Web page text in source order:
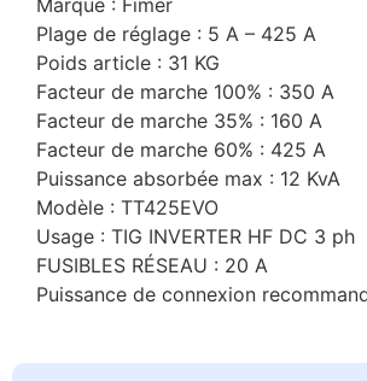
Marque : Fimer
Plage de réglage : 5 A – 425 A
Poids article : 31 KG
Facteur de marche 100% : 350 A
Facteur de marche 35% : 160 A
Facteur de marche 60% : 425 A
Puissance absorbée max : 12 KvA
Modèle : TT425EVO
Usage : TIG INVERTER HF DC 3 ph
FUSIBLES RÉSEAU : 20 A
Puissance de connexion